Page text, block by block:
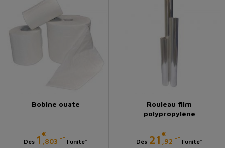
Bobine ouate
Prix
Dès 1 €
,803 HT l'unité*
Rouleau film
polypropylène
Prix
Dès 21 €
,92 HT l'unité*